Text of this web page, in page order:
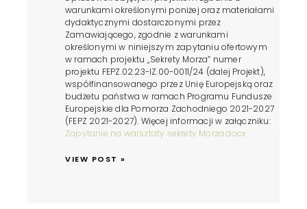
warunkami określonymi poniżej oraz materiałami
dydaktycznymi dostarczonymi przez
Zamawiającego, zgodnie z warunkami
określonymi w niniejszym zapytaniu ofertowym
w ramach projektu „Sekrety Morza” numer
projektu FEPZ.02.23-IZ.00-0011/24 (dalej Projekt),
współfinansowanego przez Unię Europejską oraz
budżetu państwa w ramach Programu Fundusze
Europejskie dla Pomorza Zachodniego 2021-2027
(FEPZ 2021-2027). Więcej informacji w załączniku:
Zapytanie na warsztaty sekrety Morza.docx
VIEW POST »